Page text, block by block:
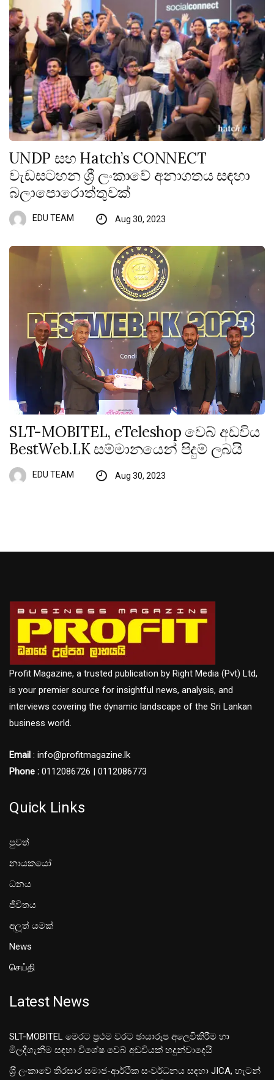
UNDP සහ Hatch’s CONNECT
වැඩසටහන ශ්‍රී ලංකාවේ අනාගතය සඳහා
බලාපොරොත්තුවක්
EDU TEAM Aug 30, 2023
SLT-MOBITEL, eTeleshop වෙබ් අඩවිය
BestWeb.LK සම්මානයෙන් පිදුම් ලබයි
EDU TEAM Aug 30, 2023
Profit Magazine, a trusted publication by Right Media (Pvt) Ltd,
is your premier source for insightful news, analysis, and
interviews covering the dynamic landscape of the Sri Lankan
business world.
Email : info@profitmagazine.lk
Phone : 0112086726 | 0112086773
Quick Links
පුවත්
නායකයෝ
ධනය
ජීවිතය
අලූත් යමක්
News
செய்தி
Latest News
SLT-MOBITEL මෙරට ප්‍රථම වරට ඡායාරූප අලෙවිකිරීම හා
මිලදීගැනීම සඳහා විශේෂ වෙබ් අඩවියක් හදුන්වාදෙයි
ශ‍්‍රී ලංකාවේ තිරසාර සමාජ-ආර්ථික සංවර්ධනය සඳහා JICA, හැටන්